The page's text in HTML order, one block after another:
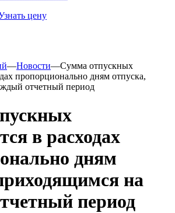
цену
—Новости—Cумма отпускных
пропорционально дням отпуска,
отчетный период
в расходах
дням
на
период